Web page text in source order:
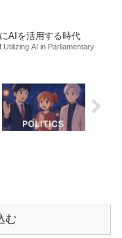
AIを活用する時代
Utilizing AI in Parliamentary
む